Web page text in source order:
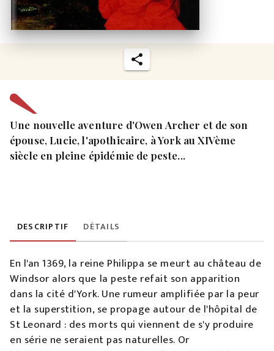
Une nouvelle aventure d'Owen Archer et de son
épouse, Lucie, l'apothicaire, à York au XIVème
siècle en pleine épidémie de peste...
DESCRIPTIF DÉTAILS
En l'an 1369, la reine Philippa se meurt au château de
Windsor alors que la peste refait son apparition
dans la cité d'York. Une rumeur amplifiée par la peur
et la superstition, se propage autour de l'hôpital de
St Leonard : des morts qui viennent de s'y produire
en série ne seraient pas naturelles. Or